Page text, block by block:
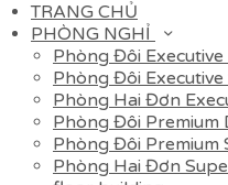
TRANG CHỦ
PHÒNG NGHỈ
Phòng Đôi
Phòng Đôi
Phòng Hai Đơn
Phòng Đôi Premium
Phòng Đôi Premium
Phòng Hai Đơn